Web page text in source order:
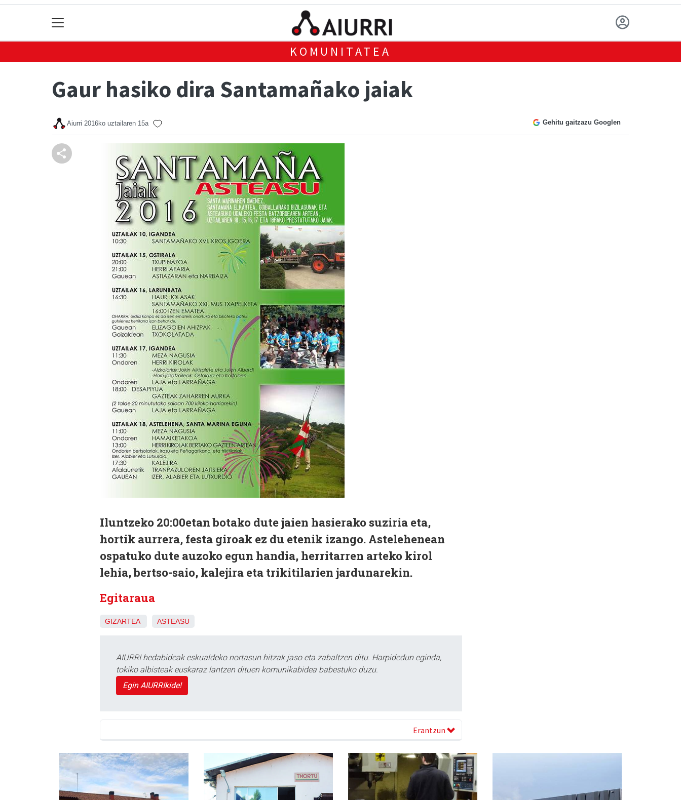
KOMUNITATEA
Gaur hasiko dira Santamañako jaiak
Aiurri 2016ko uztailaren 15a Gehitu gaitzazu Googlen
Iluntzeko 20:00etan botako dute jaien hasierako suziria eta,
hortik aurrera, festa giroak ez du etenik izango. Astelehenean
ospatuko dute auzoko egun handia, herritarren arteko kirol
lehia, bertso-saio, kalejira eta trikitilarien jardunarekin.
Egitaraua
GIZARTEA ASTEASU
AIURRI hedabideak eskualdeko nortasun hitzak jaso eta zabaltzen ditu. Harpidedun eginda,
tokiko albisteak euskaraz lantzen dituen komunikabidea babestuko duzu.
Egin AIURRIkide!
Erantzun